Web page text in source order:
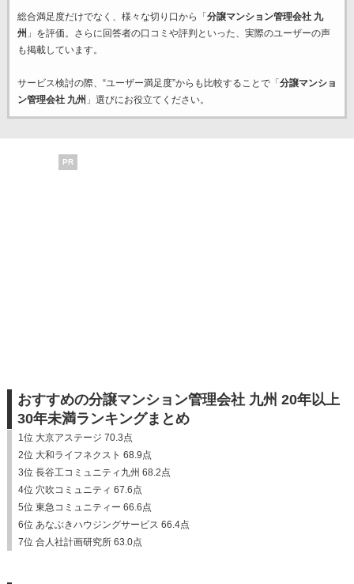
総合満足度だけでなく、様々な切り口から「 分譲マンション管理会社 九
州 」を評価。さらに回答者の口コミや評判といった、実際のユーザーの声
も掲載しています。
サービス検討の際、“ユーザー満足度”からも比較することで「 分譲マンショ
ン管理会社 九州 」選びにお役立てください。
PR
おすすめの分譲マンション管理会社 九州 20年以上
30年未満ランキングまとめ
1位 大京アステージ 70.3点
2位 大和ライフネクスト 68.9点
3位 長谷工コミュニティ九州 68.2点
4位 穴吹コミュニティ 67.6点
5位 東急コミュニティー 66.6点
6位 あなぶきハウジングサービス 66.4点
7位 合人社計画研究所 63.0点